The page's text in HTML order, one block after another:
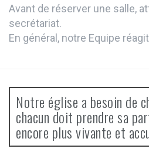
Avant de réserver une salle,
secrétariat.
En général, notre Equipe
Notre église a besoin de
chacun doit prendre sa
encore plus vivante et